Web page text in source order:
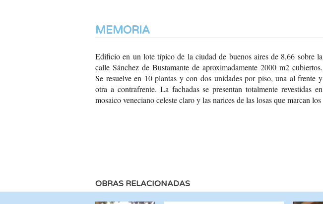
MEMORIA
Edificio en un lote típico de la ciudad de buenosaires de 8,66 sobre la
calle Sánchez de Bustamante de aproximadamente 2000 m2 cubiertos.
Se resuelveen 10 plantas y con dos unidades por piso, una al frente y
otra a contrafrente. La fachadas se presentan totalmente revestidas en
mosaico veneciano celesteclaro y las narices delas losas que marcan los
OBRAS RELACIONADAS